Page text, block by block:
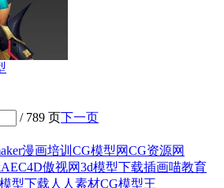
/ 789 页下一页
漫画培训 CG模型网CG资源网
C4D傲视网3d模型下载插画喵教育
型下载 人人素材CG模型王